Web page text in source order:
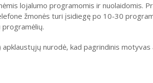
lojalumo programomis ir nuolaidomis.
žmonės turi įsidiegę po 10-30
nurodė, kad pagrindinis